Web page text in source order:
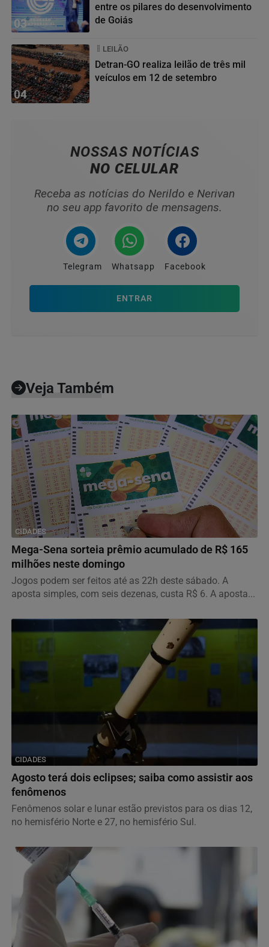
03
entre os pilares do desenvolvimento
de Goiás
04
LEILÃO
Detran-GO realiza leilão de três mil
veículos em 12 de setembro
NOSSAS NOTÍCIAS
NO CELULAR
Receba as notícias do Nerildo e Nerivan
no seu app favorito de mensagens.
Telegram Whatsapp Facebook
ENTRAR
Veja Também
CIDADES
Mega-Sena sorteia prêmio acumulado de R$ 165
milhões neste domingo
Jogos podem ser feitos até as 22h deste sábado. A
aposta simples, com seis dezenas, custa R$ 6. A aposta...
CIDADES
Agosto terá dois eclipses; saiba como assistir aos
fenômenos
Fenômenos solar e lunar estão previstos para os dias 12,
no hemisfério Norte e 27, no hemisfério Sul.